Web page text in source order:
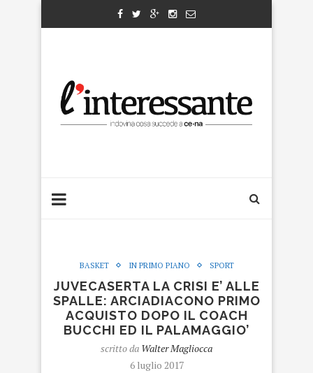
BASKET IN PRIMO PIANO SPORT
JUVECASERTA LA CRISI E’ ALLE
SPALLE: ARCIADIACONO PRIMO
ACQUISTO DOPO IL COACH
BUCCHI ED IL PALAMAGGIO’
scritto da Walter Magliocca
6 luglio 2017